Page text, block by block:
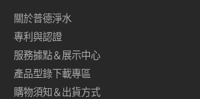
關於普德淨水
專利與認證
服務據點＆展示中心
產品型錄下載專區
購物須知＆出貨方式